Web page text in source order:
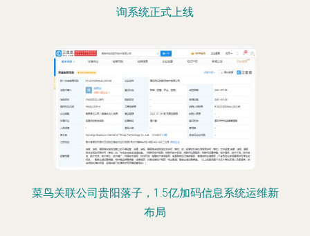
询系统正式上线
菜鸟关联公司贵阳落子，1.5亿加码信息系统运维新
布局